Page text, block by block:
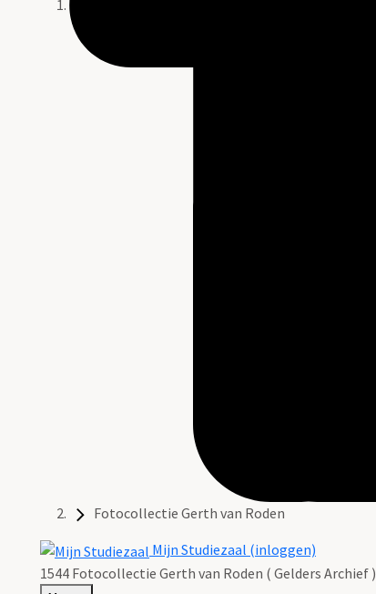
Fotocollectie Gerth van Roden
Mijn Studiezaal (inloggen)
1544 Fotocollectie Gerth van Roden ( Gelders Archief )